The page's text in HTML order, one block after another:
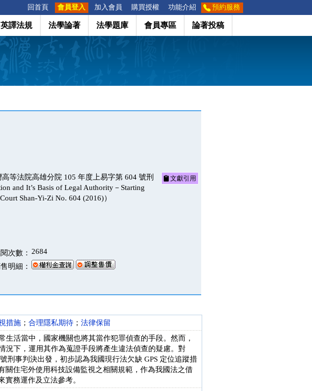
回首頁 會員登入 加入會員 購買授權 功能介紹 預約服務
英譯法規 法學論著 法學題庫 會員專區 論著投稿
等法院高雄分院 105 年度上易字第 604 號刑
and It’s Basis of Legal Authority－Starting
Shan-Yi-Zi No. 604 (2016)）
文獻引用
次數： 2684
明細：
措施 ； 合理隱私期待 ； 法律保留
生活當中，國家機關也將其當作犯罪偵查的手段。然而，
況下，運用其作為蒐證手段將產生違法偵查的疑慮。對
刑事判決出發，初步認為我國現行法欠缺 GPS 定位追蹤措
住宅外使用科技設備監視之相關規範，作為我國法之借
務運作及立法參考。